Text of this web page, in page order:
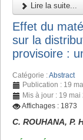
Lire la suite...
Effet du
sur la
provisoire :
Catégorie :Abstract
Publication : 19
Mis à jour : 19 mai
Affichages : 1873
C. ROUHANA, P.